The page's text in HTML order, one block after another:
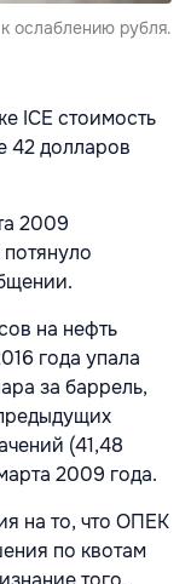
ослаблению рубля.
ICE стоимость
42 долларов
2009
на нефть
года упала
за баррель,
(41,48
2009 года.
на то, что ОПЕК
по квотам